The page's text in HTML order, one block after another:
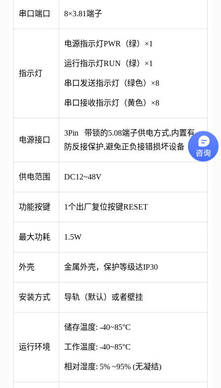
串口端口 8×3.81端子
指示灯
电源指示灯PWR（绿）×1
运行指示灯RUN（绿）×1
串口发送指示灯（绿色）×8
串口接收指示灯（黄色）×8
电源接口
3Pin 带锁的5.08端子供电方式,内置有
防反接保护,避免正负接错损坏设备
供电范围 DC12~48V
功能按键 1个出厂复位按键RESET
最大功耗 1.5W
外壳 金属外壳，保护等级达IP30
安装方式 导轨（默认）或者壁挂
运行环境
储存温度: -40~85°C
工作温度: -40~85°C
相对湿度: 5% ~95% (无凝结)